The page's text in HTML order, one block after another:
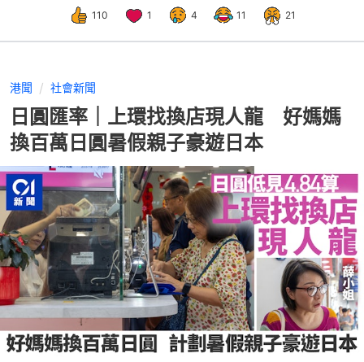
110 1 4 11 21
港聞 社會新聞
日圓匯率｜上環找換店現人龍 好媽媽
換百萬日圓暑假親子豪遊日本